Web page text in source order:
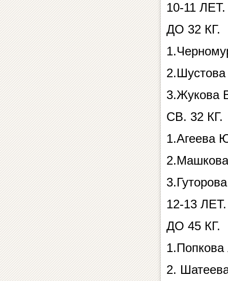
10-11 ЛЕТ.
ДО 32 КГ.
3.Жукова
СВ. 32 КГ.
1.Агеева
12-13 ЛЕТ.
ДО 45 КГ.
1.Попкова
2.